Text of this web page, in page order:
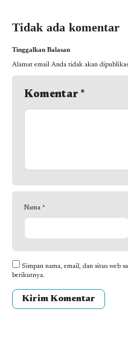
Tidak ada komentar
Tinggalkan Balasan
Alamat email Anda tidak akan
Komentar *
Nama *
Simpan nama, email, dan situs web
berikutnya.